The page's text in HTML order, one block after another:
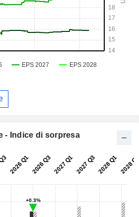
- Indice di sorpresa